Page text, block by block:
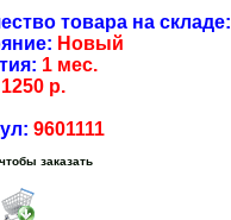
товара на складе:
Новый
1 мес.
1250 р.
9601111
заказать